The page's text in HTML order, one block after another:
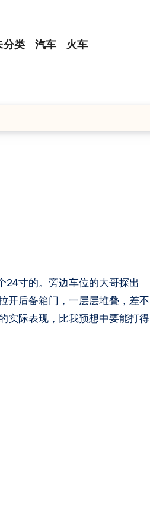
分类 汽车 火车
开后备箱门，一层层堆叠，差不
实际表现，比我预想中要能打得